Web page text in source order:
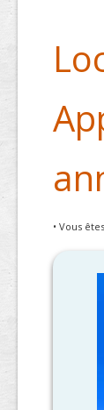
• Vous